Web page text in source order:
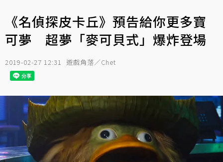
《名偵探皮卡丘》預告給你更多寶
可夢 超夢「麥可貝式」爆炸登場
2019-02-27 12:31 遊戲角落／Chet